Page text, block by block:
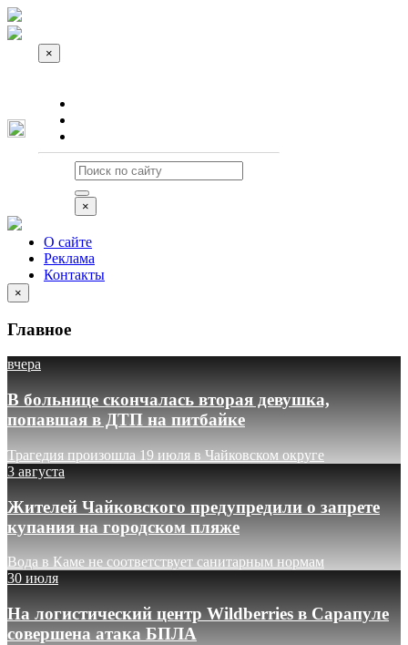
×
×
О сайте
Реклама
Контакты
×
Главное
вчера
В больнице скончалась вторая девушка,
попавшая в ДТП на питбайке
Трагедия произошла 19 июля в Чайковском округе
3 августа
Жителей Чайковского предупредили о запрете
купания на городском пляже
Вода в Каме не соответствует санитарным нормам
30 июля
На логистический центр Wildberries в Сарапуле
совершена атака БПЛА